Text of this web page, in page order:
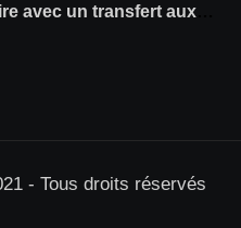
avec un transfert aux
- Tous droits réservés